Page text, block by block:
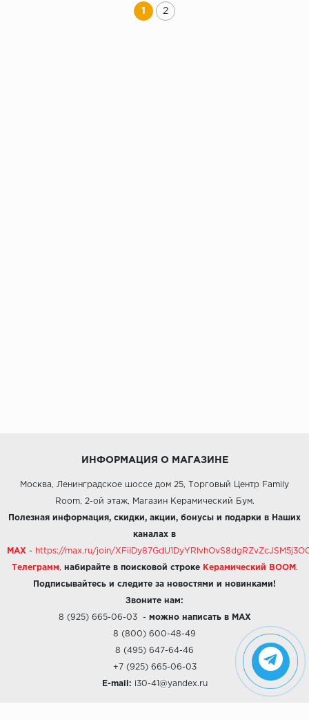
1 2
ИНФОРМАЦИЯ О МАГАЗИНЕ
Москва, Ленинградское шоссе дом 25, Торговый Центр Family
Room, 2-ой этаж, Магазин Керамический Бум.
Полезная информация, скидки, акции, бонусы и подарки в Наших
каналах в
MAX - https://max.ru/join/
Телеграмм набирайте в поисковой строке Керамический BOOM .
Подписывайтесь и следите за новостями и новинками!
Звоните нам:
8 (925) 665-06-03- можно написать в MAX
8 (800) 600-48-49
8 (495) 647-64-46
+7 (925) 665-06-03
E-mail: i30-41@yandex.ru